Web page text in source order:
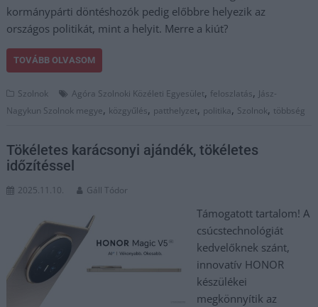
kormánypárti döntéshozók pedig előbbre helyezik az
országos politikát, mint a helyit. Merre a kiút?
TOVÁBB OLVASOM
Szolnok Agóra Szolnoki Közéleti Egyesület, feloszlatás, Jász-
Nagykun Szolnok megye, közgyűlés, patthelyzet, politika, Szolnok, többség
Tökéletes karácsonyi ajándék, tökéletes
időzítéssel
2025.11.10. Gáll Tódor
Támogatott tartalom! A
csúcstechnológiát
kedvelőknek szánt,
innovatív HONOR
készülékei
megkönnyítik az